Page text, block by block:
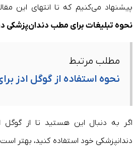
پیشنهاد می‌کنیم که تا انتهای این
نحوه تبلیغات برای مطب دندان‌پزشکی
مطلب مرتبط
نحوه استفاده از گوگل ادز
اگر به دنبال این هستید تا از گوگل
دندانپزشکی خود استفاده کنید، بهتر